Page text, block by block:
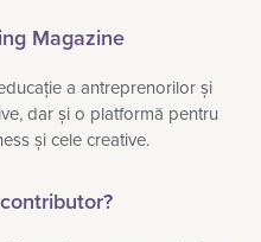
Magazine
a antreprenorilor și
dar și o platformă pentru
și cele creative.